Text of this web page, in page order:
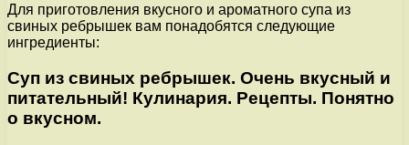
Для приготовления вкусного и ароматного супа из
свиных ребрышек вам понадобятся следующие
ингредиенты:
Суп из свиных ребрышек. Очень вкусный и
питательный! Кулинария. Рецепты. Понятно
о вкусном.